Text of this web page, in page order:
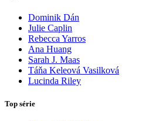
Dominik Dán
Julie Caplin
Rebecca Yarros
Ana Huang
Sarah J. Maas
Táňa Keleová Vasilková
Lucinda Riley
Top série